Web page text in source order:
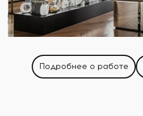
Подробнее о работе